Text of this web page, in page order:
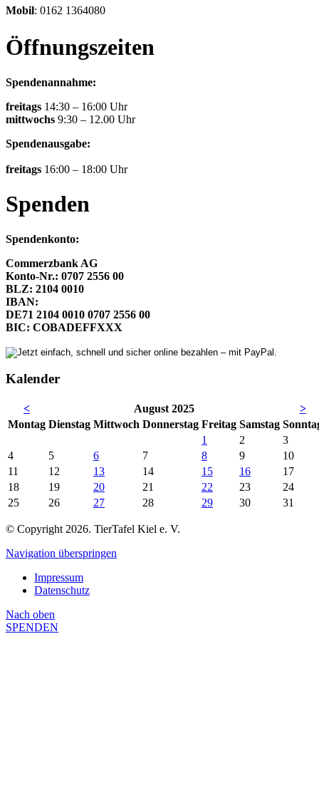
Mobil: 0162 1364080
Öffnungszeiten
Spendenannahme:
freitags 14:30 – 16:00 Uhr
mittwochs 9:30 – 12.00 Uhr
Spendenausgabe:
freitags 16:00 – 18:00 Uhr
Spenden
Spendenkonto:
Commerzbank AG
Konto-Nr.: 0707 2556 00
BLZ: 2104 0010
IBAN:
DE71 2104 0010 0707 2556 00
BIC: COBADEFFXXX
Kalender
< August 2025
>
Montag Dienstag Mittwoch Donnerstag Freitag Samstag So
1
2
3
4
5 6 7 8 9
10
11
12 13 14 15 16
17
18
19 20 21 22 23
24
25
26 27 28 29 30 31
© Copyright 2026. TierTafel Kiel e. V.
Navigation überspringen
Impressum
Datenschutz
Nach oben
SPENDEN